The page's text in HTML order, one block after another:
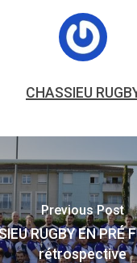
CHASSIEU
Previous Post
RUGBY EN PRÉ
rétrospective